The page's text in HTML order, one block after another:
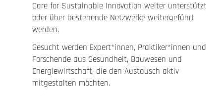
Care for Sustainable Innovation weiter unterstützt
oder über bestehende Netzwerke weitergeführt
werden.
Gesucht werden Expert*innen, Praktiker*innen und
Forschende aus Gesundheit, Bauwesen und
Energiewirtschaft, die den Austausch aktiv
mitgestalten möchten.